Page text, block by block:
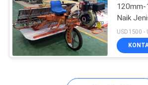
Mesin Bubut
120mm-
Naik
USD1500 -